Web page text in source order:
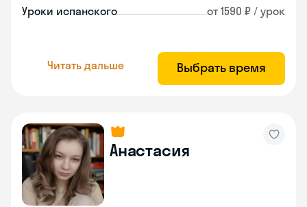
Уроки испанского от 1590 ₽ / урок
Читать дальше Выбрать время
Анастасия